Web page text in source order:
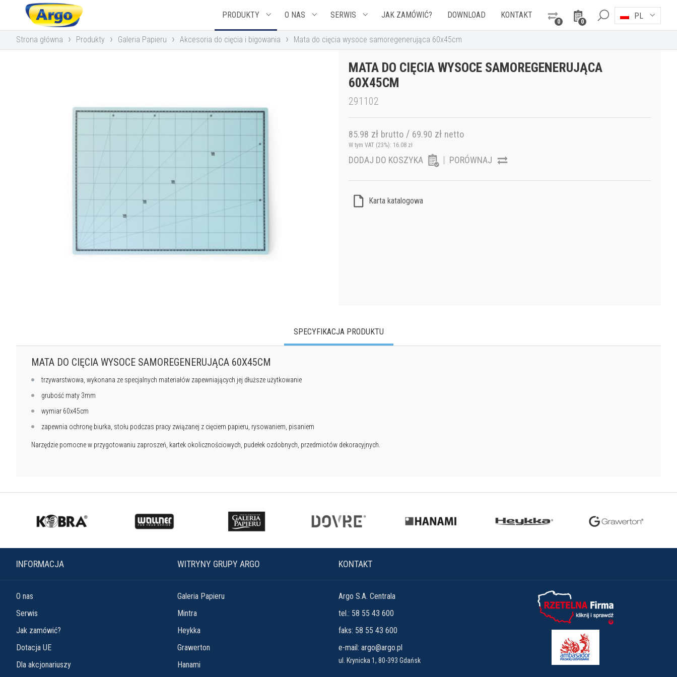
0
0
PL
PRODUKTY O NAS SERWIS JAK ZAMÓWIĆ? DOWNLOAD KONTAKT
Strona główna › Produkty › Galeria Papieru › Akcesoria do cięcia i bigowania › Mata do cięcia wysoce samoregenerująca 60x45cm
MATA DO CIĘCIA WYSOCE SAMOREGENERUJĄCA
60X45CM
291102
85.98 zł brutto / 69.90 zł netto
W tym VAT (23%): 16.08 zł
DODAJ DO KOSZYKA PORÓWNAJ
Karta katalogowa
SPECYFIKACJA PRODUKTU
MATA DO CIĘCIA WYSOCE SAMOREGENERUJĄCA 60X45CM
trzywarstwowa, wykonana ze specjalnych materiałów zapewniających jej dłuższe użytkowanie
grubość maty 3mm
wymiar 60x45cm
zapewnia ochronę biurka, stołu podczas pracy związanej z cięciem papieru, rysowaniem, pisaniem
Narzędzie pomocne w przygotowaniu zaproszeń, kartek okolicznościowych, pudełek ozdobnych, przedmiotów dekoracyjnych.
INFORMACJA
O nas
Serwis
Jak zamówić?
Dotacja UE
Dla akcjonariuszy
WITRYNY GRUPY ARGO
Galeria Papieru
Mintra
Heykka
Grawerton
Hanami
KONTAKT
Argo S.A. Centrala
tel.: 58 55 43 600
faks: 58 55 43 600
e-mail: argo@argo.pl
ul. Krynicka 1, 80-393 Gdańsk